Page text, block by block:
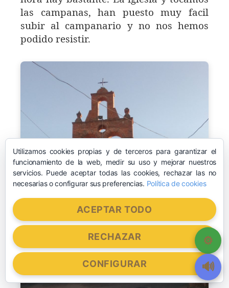
las campanas, han puesto muy facil
subir al campanario y no nos hemos
podido resistir.
Utilizamos cookies propias y de terceros para garantizar el
funcionamiento de la web, medir su uso y mejorar nuestros
servicios. Puede aceptar todas las cookies, rechazar las no
necesarias o configurar sus preferencias. Política de cookies
ACEPTAR TODO
RECHAZAR
CONFIGURAR